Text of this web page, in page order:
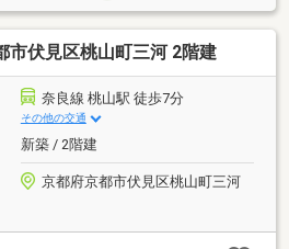
市伏見区桃山町三河 2階建
奈良線 桃山駅 徒歩7分
その他の交通
新築 / 2階建
京都府京都市伏見区桃山町三河